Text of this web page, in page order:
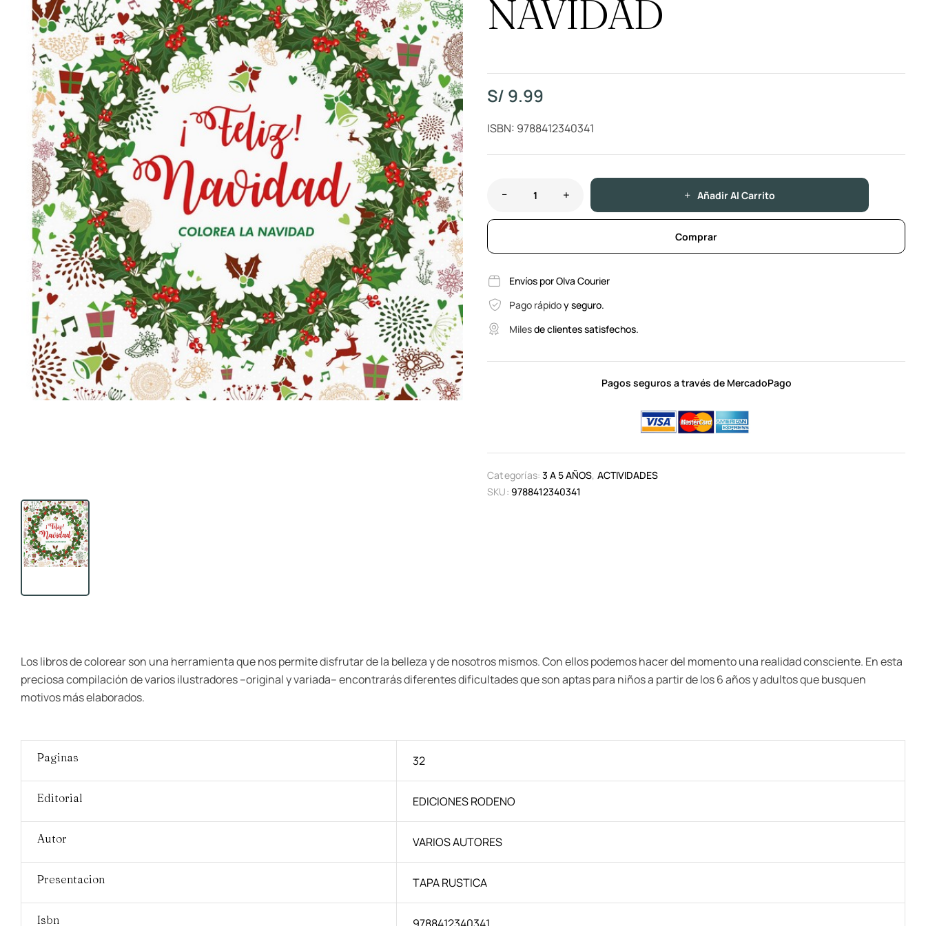
NAVIDAD
S/ 9.99
ISBN: 9788412340341
Añadir Al Carrito
Comprar
Envíos por Olva Courier
Pago rápidoy seguro.
Milesde clientes satisfechos.
Pagos seguros a través de MercadoPago
Categorías: 3 A 5 AÑOS, ACTIVIDADES
SKU: 9788412340341
Los libros de colorear son una herramienta que nos permite disfrutar de la belleza y de nosotros mismos. Con ellos podemos hacer del momento una realidad consciente. En esta
preciosa compilación de varios ilustradores –original y variada– encontrarás diferentes dificultades que son aptas para niños a partir de los 6 años y adultos que busquen
motivos más elaborados.
Paginas 32
Editorial EDICIONES RODENO
Autor VARIOS AUTORES
Presentacion TAPA RUSTICA
Isbn